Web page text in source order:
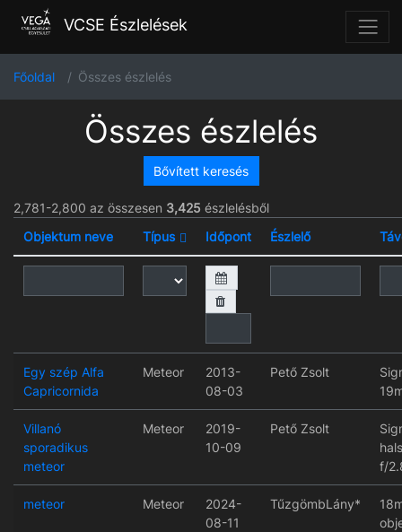
VCSE Észlelések
Főoldal Összes észlelés
Összes észlelés
Bővített keresés
2,781-2,800 az összesen 3,425 észlelésből
Objektum neve
Típus Időpont Észlelő
Egy szép Alfa
Capricornida
Meteor
2013-
08-03
Pető Zsolt
Villanó
sporadikus
meteor
Meteor
2019-
10-09
Pető Zsolt
f/
meteor Meteor
2024-
08-11
TűzgömbLány*